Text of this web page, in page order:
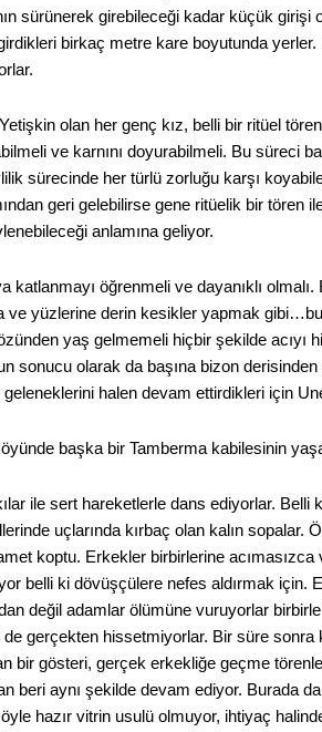
sürünerek girebileceği kadar küçük
birkaç metre kare boyutunda
olan her genç kız, belli bir ritüel
ve karnını doyurabilmeli. Bu süreci
sürecinde her türlü zorluğu karşı
geri gelebilirse gene ritüelik bir tören
anlamına geliyor.
öğrenmeli ve dayanıklı
ve yüzlerine derin kesikler yapmak
yaş gelmemeli hiçbir şekilde
sonucu olarak da başına bizon
halen devam ettirdikleri için
başka bir Tamberma kabilesinin
ile sert hareketlerle dans ediyorlar. Belli
uçlarında kırbaç olan kalın sopalar.
koptu. Erkekler birbirlerine
belli ki dövüşçülere nefes aldırmak
değil adamlar ölümüne vuruyorlar
gerçekten hissetmiyorlar. Bir süre sonra
bir gösteri, gerçek erkekliğe geçme
beri aynı şekilde devam ediyor. Burada
hazır vitrin usulü olmuyor, ihtiyaç